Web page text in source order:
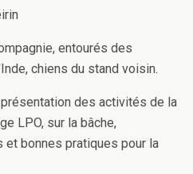
entourés des
chiens du stand voisin.
des activités de la
LPO, sur la bâche,
bonnes pratiques pour la